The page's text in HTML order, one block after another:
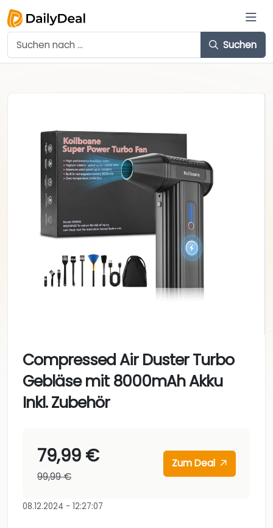
Suchen
Compressed Air Duster Turbo
Gebläse mit 8000mAh Akku
Inkl. Zubehör
79,99 €
99,99 €
Zum Deal
08.12.2024 - 12:27:07